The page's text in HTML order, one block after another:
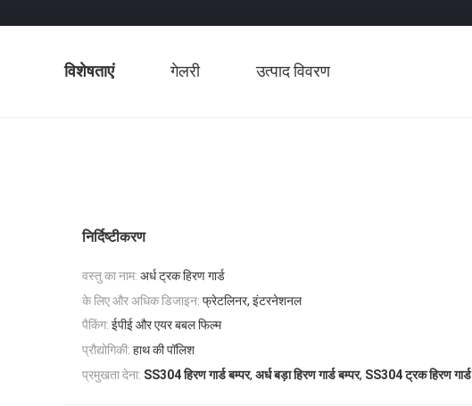
विशेषताएं गेलरी उत्पाद विवरण
निर्दिष्टीकरण
वस्तु का नाम: अर्ध ट्रक हिरण गार्ड
के लिए और अधिक डिजाइन: फ्रेटलिनर, इंटरनेशनल
पैकिंग: ईपीई और एयर बबल फिल्म
प्रौद्योगिकी: हाथ की पॉलिश
प्रमुखता देना: SS304 हिरण गार्ड बम्पर, अर्ध बड़ा हिरण गार्ड बम्पर, SS304 ट्रक हिरण गार्ड